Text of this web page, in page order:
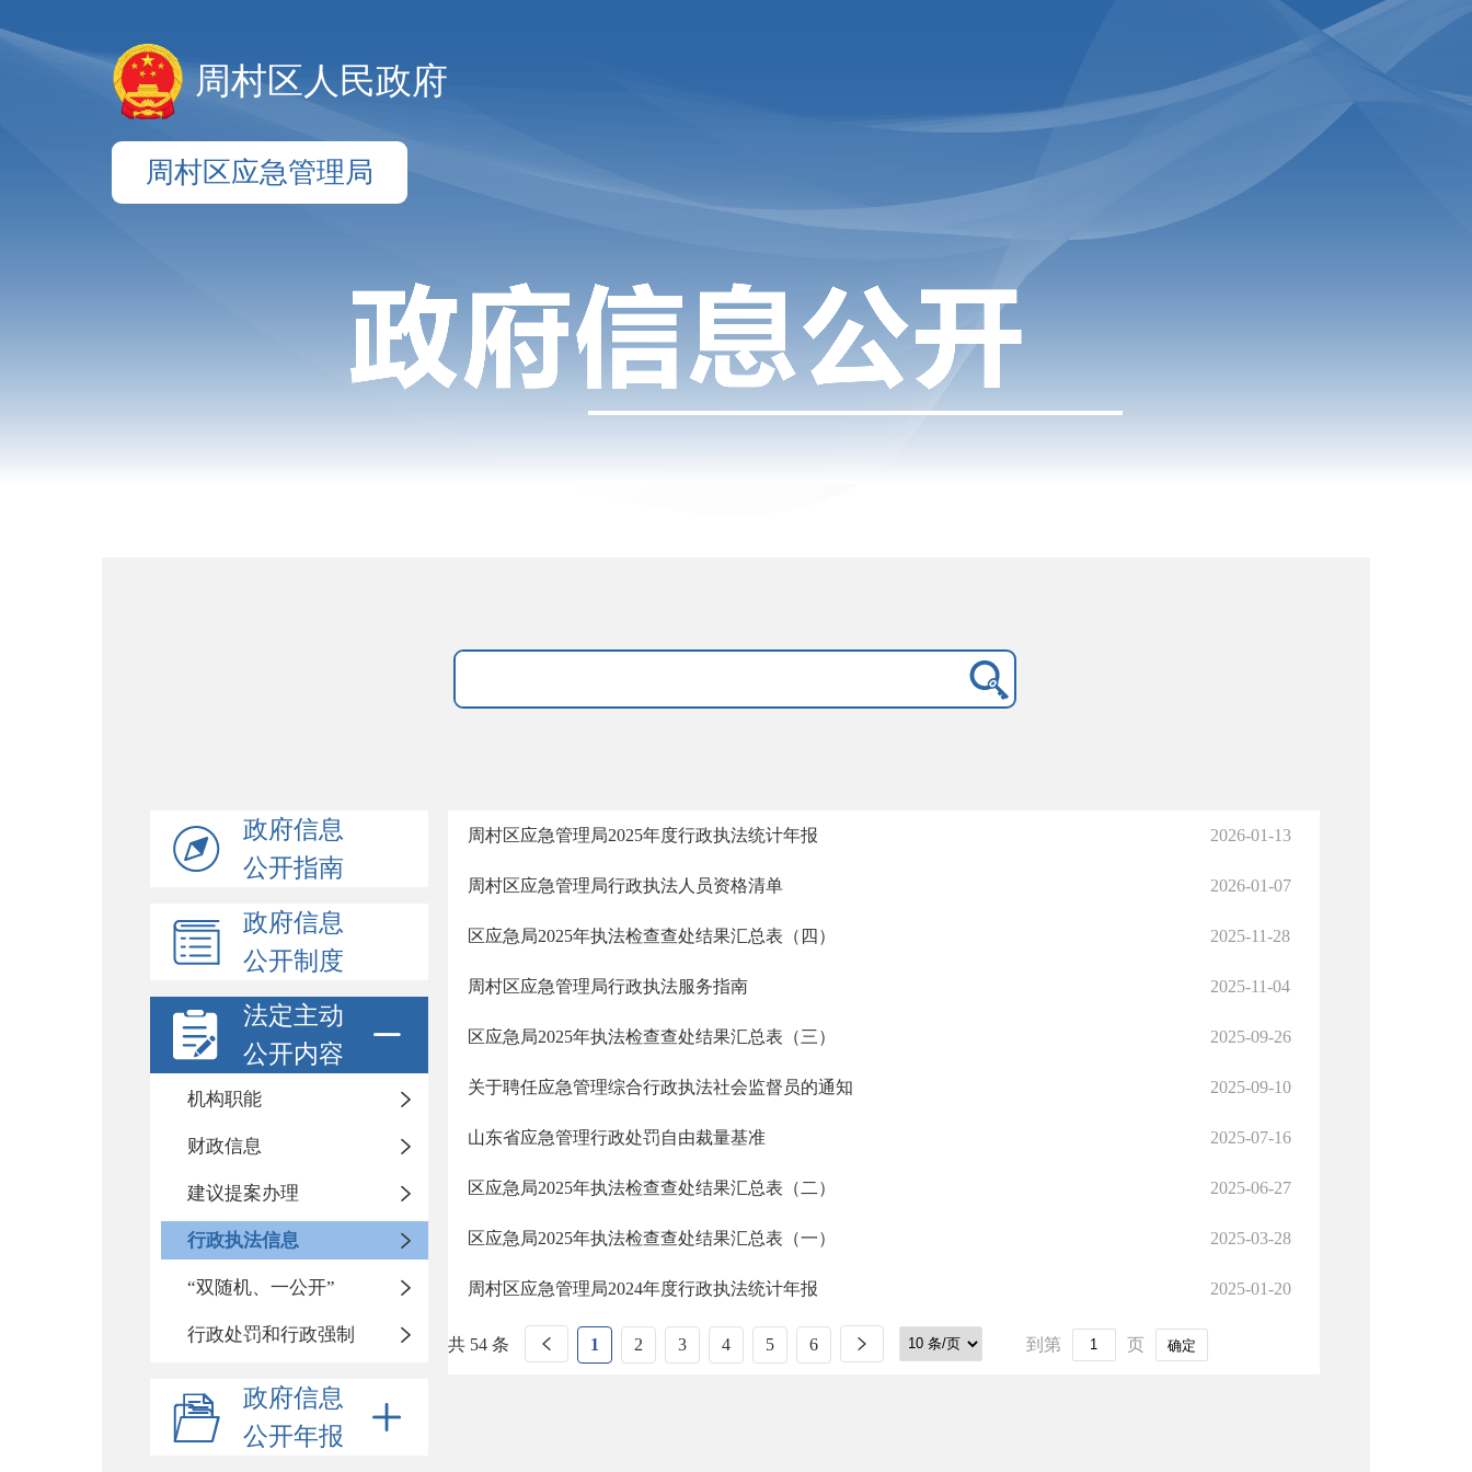
周村区人民政府
周村区应急管理局
政府信息
公开指南
政府信息
公开制度
法定主动
公开内容
机构职能
财政信息
建议提案办理
行政执法信息
“双随机、一公开”
行政处罚和行政强制
政府信息
公开年报
周村区应急管理局2025年度行政执法统计年报 2026-01-13
周村区应急管理局行政执法人员资格清单 2026-01-07
区应急局2025年执法检查查处结果汇总表（四） 2025-11-28
周村区应急管理局行政执法服务指南 2025-11-04
区应急局2025年执法检查查处结果汇总表（三） 2025-09-26
关于聘任应急管理综合行政执法社会监督员的通知 2025-09-10
山东省应急管理行政处罚自由裁量基准 2025-07-16
区应急局2025年执法检查查处结果汇总表（二） 2025-06-27
区应急局2025年执法检查查处结果汇总表（一） 2025-03-28
周村区应急管理局2024年度行政执法统计年报 2025-01-20
共 54 条 1 2 3 4 5 6 到第 页 确定